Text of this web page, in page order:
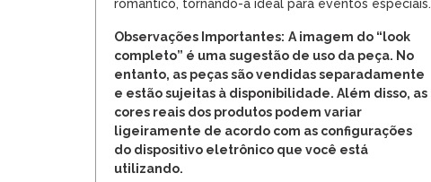
romântico, tornando-a ideal para eventos especiais.
Observações Importantes: A imagem do “look
completo” é uma sugestão de uso da peça. No
entanto, as peças são vendidas separadamente
e estão sujeitas à disponibilidade. Além disso, as
cores reais dos produtos podem variar
ligeiramente de acordo com as configurações
do dispositivo eletrônico que você está
utilizando.